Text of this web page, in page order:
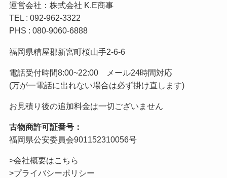
運営会社：株式会社 K.E商事
TEL : 092-962-3322
PHS : 080-9060-6888
福岡県糟屋郡新宮町桜山手2-6-6
電話受付時間8:00~22:00 メール24時間対応
(万が一電話に出れない場合は必ず掛け直します)
お見積り後の追加料金は一切ございません
古物商許可証番号：
福岡県公安委員会901152310056号
>会社概要はこちら
>プライバシーポリシー